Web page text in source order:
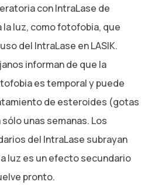
con IntraLase de
la luz, como fotofobia, que
del IntraLase en LASIK.
informan de que la
es temporal y puede
de esteroides (gotas
unas semanas. Los
del IntraLase subrayan
luz es un efecto secundario
pronto.